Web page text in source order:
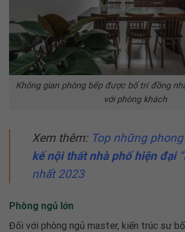
Không gian phòng bếp được bố trí đồng
với phòng khách
Xem thêm: Top những
kế nội thất nhà phố hiện đại
nhất 2023
Phòng ngủ lớn
Đối với phòng ngủ master, kiến trúc sư